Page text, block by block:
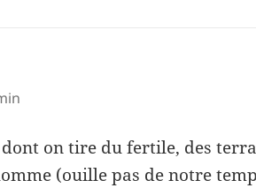
on tire du fertile, des
(ouille pas de notre